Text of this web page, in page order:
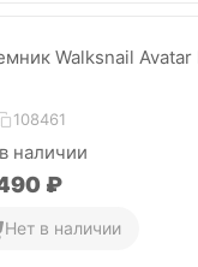
Walksnail Avatar
108461
наличии
₽
Нет в наличии